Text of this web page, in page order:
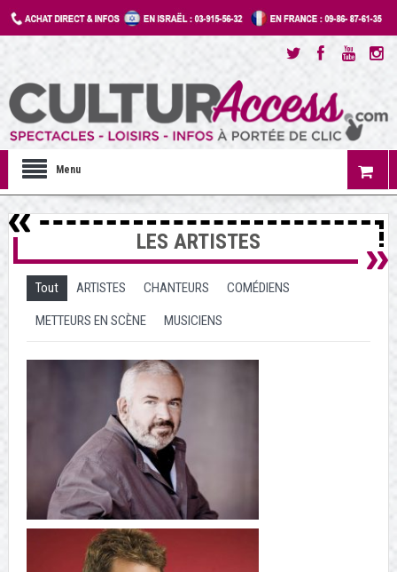
Menu
LES ARTISTES
Tout ARTISTES CHANTEURS COMÉDIENS
METTEURS EN SCÈNE MUSICIENS